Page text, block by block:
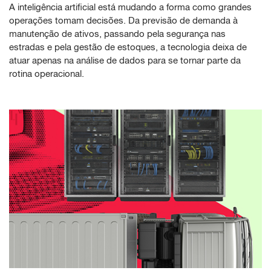
A inteligência artificial está mudando a forma como grandes
operações tomam decisões. Da previsão de demanda à
manutenção de ativos, passando pela segurança nas
estradas e pela gestão de estoques, a tecnologia deixa de
atuar apenas na análise de dados para se tornar parte da
rotina operacional.